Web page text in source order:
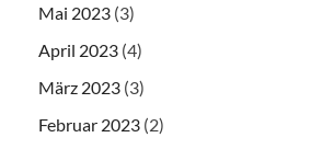
Mai 2023 (3)
April 2023 (4)
März 2023 (3)
Februar 2023 (2)